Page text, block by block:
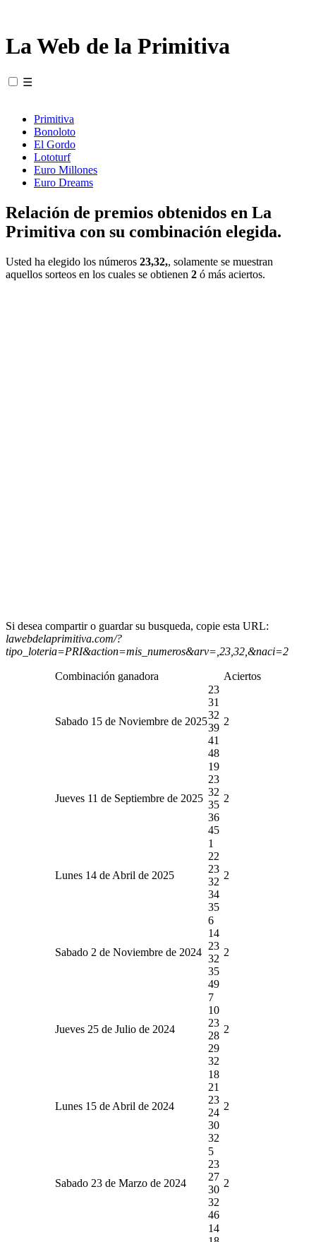
La Web de la Primitiva
☰
Primitiva
Bonoloto
El Gordo
Lototurf
Euro Millones
Euro Dreams
Relación de premios obtenidos en La
Primitiva con su combinación elegida.
Usted ha elegido los números 23,32,, solamente se muestran
aquellos sorteos en los cuales se obtienen 2 ó más aciertos.
Si desea compartir o guardar su busqueda, copie esta URL:
lawebdelaprimitiva.com/?
tipo_loteria=PRI&action=mis_numeros&arv=,23,32,&naci=2
Combinación ganadora Aciertos
Sabado 15 de Noviembre de 2025
23
31
32
39
41
48
2
Jueves 11 de Septiembre de 2025
19
23
32
35
36
45
2
Lunes 14 de Abril de 2025
1
22
23
32
34
35
2
Sabado 2 de Noviembre de 2024
6
14
23
32
35
49
2
Jueves 25 de Julio de 2024
7
10
23
28
29
32
2
Lunes 15 de Abril de 2024
18
21
23
24
30
32
2
Sabado 23 de Marzo de 2024
5
23
27
30
32
46
2
14